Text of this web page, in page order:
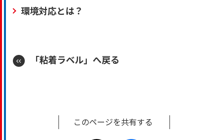
環境対応とは？
「粘着ラベル」へ戻る
このページを共有する